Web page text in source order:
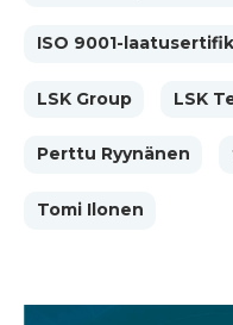
ISO 9001-
LSK Group LSK
Perttu Ryynänen
Tomi Ilonen